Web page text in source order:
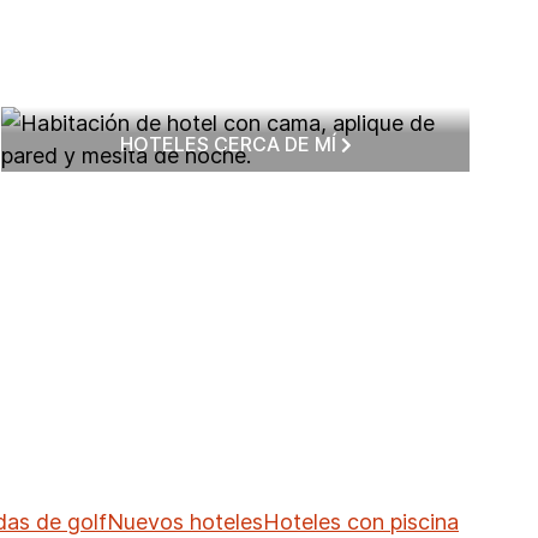
HOTELES CERCA DE MÍ
de golfNuevos hotelesHoteles con piscina